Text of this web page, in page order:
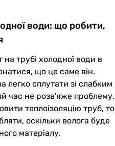
води: що робити,
трубі холодної води в
що це саме він.
сплутати зі слабким
час не розв'яже проблему.
теплоізоляцію труб, то
оскільки волога буде
матеріалу.